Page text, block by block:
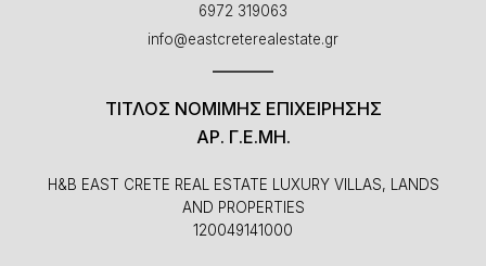
6972 319063
info@eastcreterealestate.gr
ΤΊΤΛΟΣ ΝΌΜΙΜΗΣ ΕΠΙΧΕΙΡΉΣΗΣ
ΑΡ. Γ.Ε.ΜΗ.
H&B EAST CRETE REAL ESTATE LUXURY VILLAS, LANDS
AND PROPERTIES
120049141000